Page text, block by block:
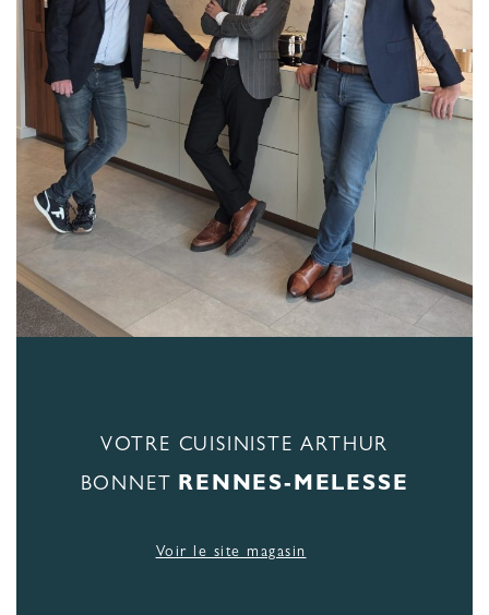
VOTRE CUISINISTE ARTHUR
BONNET
RENNES-MELESSE
Voir le site magasin